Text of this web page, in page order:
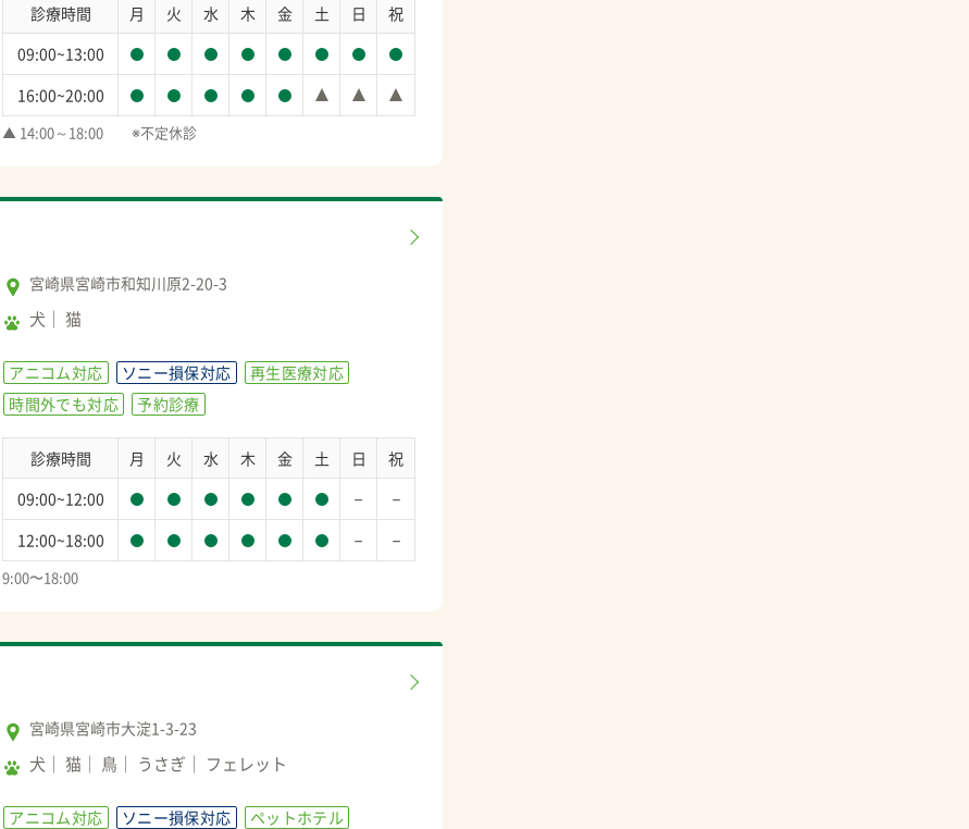
診療時間 月 火 水 木 金 土 日
祝
09:00~13:00
16:00~20:00
▲ 14:00～18:00　　※不定休診
宮崎県宮崎市和知川原2-20-3
犬 猫
アニコム対応 ソニー損保対応
再生医療対応
時間外でも対応
予約診療
診療時間 月 火 水 木 金 土 日
祝
09:00~12:00
－ －
12:00~18:00 － －
9:00〜18:00
宮崎県宮崎市大淀1-3-23
犬 猫 鳥 うさぎ フェレット
アニコム対応 ソニー損保対応
ペットホテル